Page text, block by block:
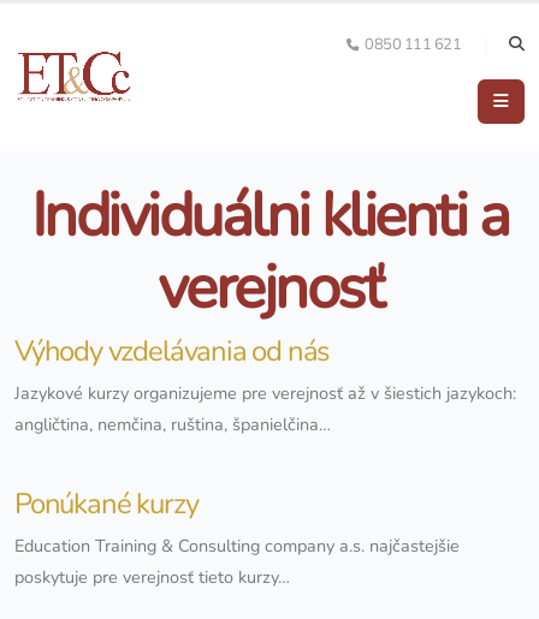
0850 111 621
Individuálni klienti a
verejnosť
Výhody vzdelávania od nás
Jazykové kurzy organizujeme pre verejnosť až v šiestich jazykoch:
angličtina, nemčina, ruština, španielčina…
Ponúkané kurzy
Education Training & Consulting company a.s. najčastejšie
poskytuje pre verejnosť tieto kurzy…